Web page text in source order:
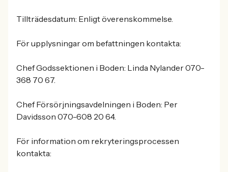
Tillträdesdatum: Enligt överenskommelse.
För upplysningar om befattningen kontakta:
Chef Godssektionen i Boden: Linda Nylander 070-
368 70 67.
Chef Försörjningsavdelningen i Boden: Per
Davidsson 070-608 20 64.
För information om rekryteringsprocessen
kontakta: